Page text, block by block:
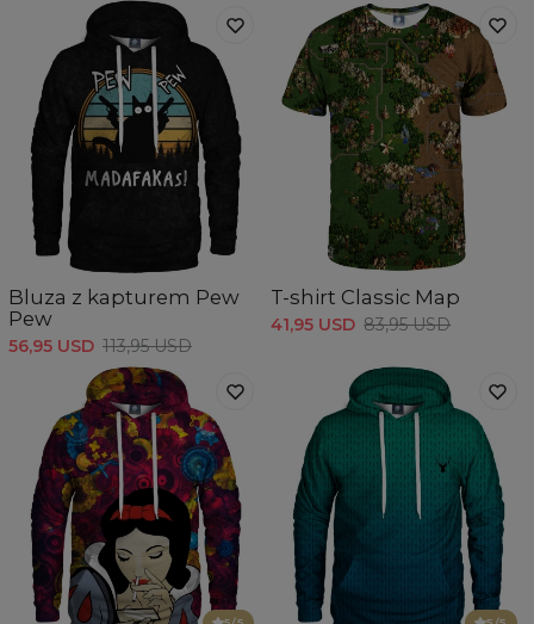
Bluza z kapturem Pew
Pew
56,95 USD 113,95 USD
T-shirt Classic Map
41,95 USD 83,95 USD